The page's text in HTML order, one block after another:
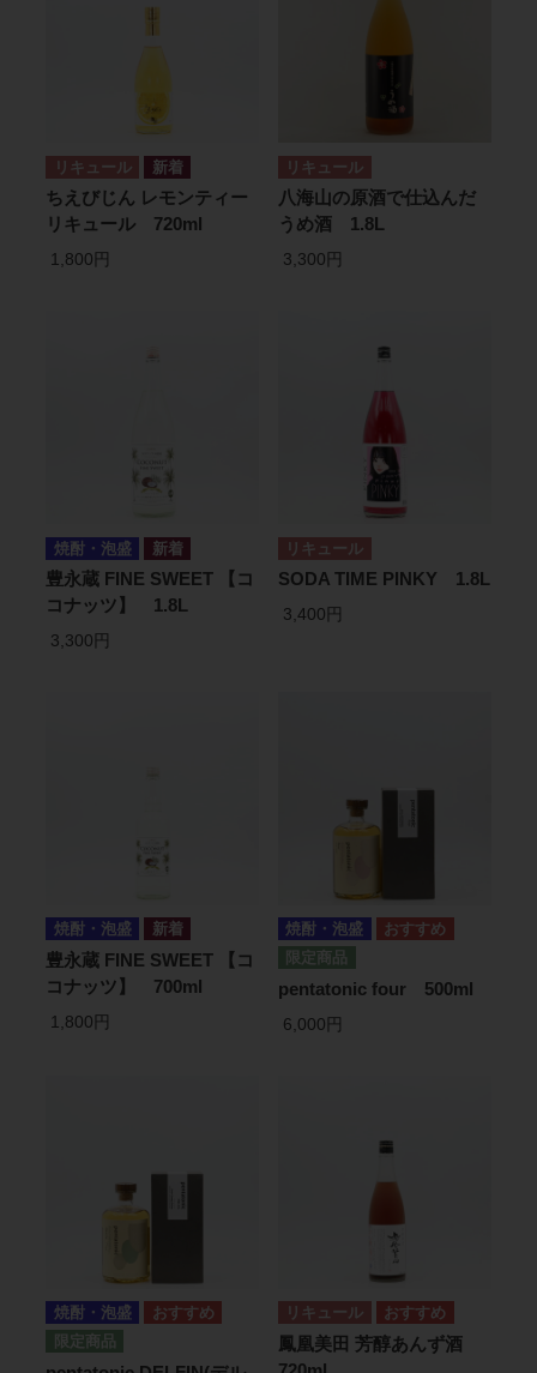
リキュール
ちえびじん レモンティー
リキュール 720ml
1,800円
リキュール
八海山の原酒で仕込んだ
うめ酒 1.8L
3,300円
焼酎・泡盛
豊永蔵 FINE SWEET 【コ
コナッツ】 1.8L
3,300円
リキュール
SODA TIME PINKY 1.8L
3,400円
焼酎・泡盛
豊永蔵 FINE SWEET 【コ
コナッツ】 700ml
1,800円
焼酎・泡盛
pentatonic four 500ml
6,000円
焼酎・泡盛 リキュール
鳳凰美田 芳醇あんず酒